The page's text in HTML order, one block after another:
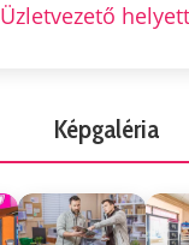
Üzletvezető
Képgaléria